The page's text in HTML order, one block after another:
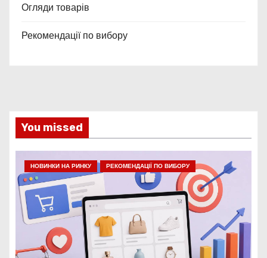
Огляди товарів
Рекомендації по вибору
You missed
НОВИНКИ НА РИНКУ РЕКОМЕНДАЦІЇ ПО ВИБОРУ